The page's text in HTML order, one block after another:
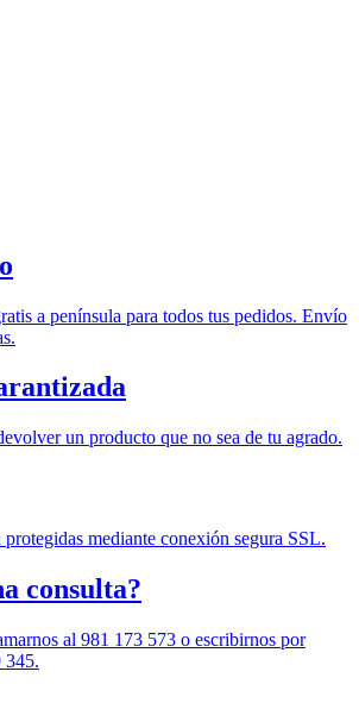
a península para todos tus pedidos. Envío
un producto que no sea de tu agrado.
mediante conexión segura SSL.
consulta?
al 981 173 573 o escribirnos por
345.